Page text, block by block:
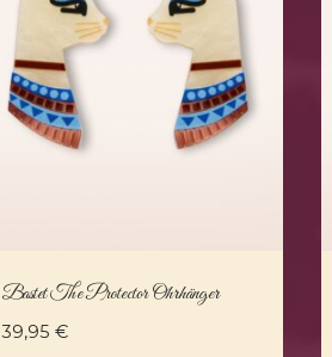
Bastet The Protector Ohrhänger
39,95€